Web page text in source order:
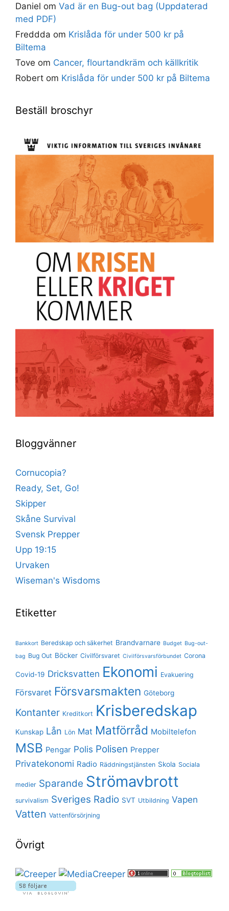
Daniel om Vad är en Bug-out bag (Uppdaterad
med PDF)
Freddda om Krislåda för under 500 kr på
Biltema
Tove om Cancer, flourtandkräm och källkritik
Robert om Krislåda för under 500 kr på Biltema
Beställ broschyr
Bloggvänner
Cornucopia?
Ready, Set, Go!
Skipper
Skåne Survival
Svensk Prepper
Upp 19:15
Urvaken
Wiseman's Wisdoms
Etiketter
Bankkort Beredskap och säkerhet Brandvarnare Budget Bug-out-
bag Bug Out Böcker Civilförsvaret Civilförsvarsförbundet Corona
Covid-19 Dricksvatten Ekonomi Evakuering
Försvaret Försvarsmakten Göteborg
Kontanter Kreditkort Krisberedskap
Kunskap Lån Lön Mat Matförråd Mobiltelefon
MSB Pengar Polis Polisen Prepper
Privatekonomi Radio Räddningstjänsten Skola Sociala
medier Sparande Strömavbrott
survivalism Sveriges Radio SVT Utbildning Vapen
Vatten Vattenförsörjning
Övrigt